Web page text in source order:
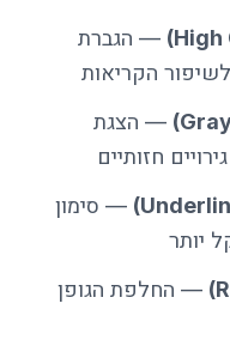
— הגברת
הקריאות
— הצגת
חזותיים
— סימון
יותר
— החלפת הגופן